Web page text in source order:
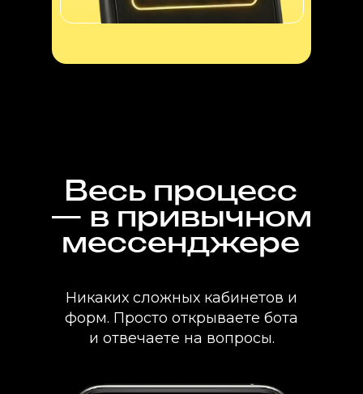
Весь процесс
— в привычном
мессенджере
Никаких сложных кабинетов и
форм. Просто открываете бота
и отвечаете на вопросы.